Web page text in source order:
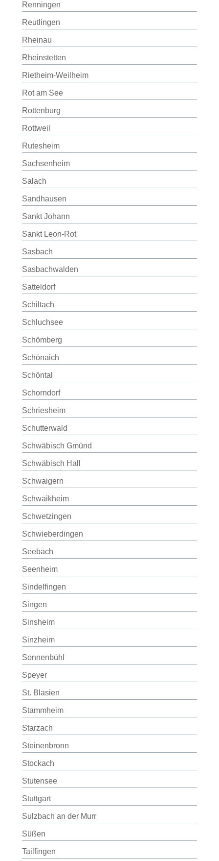
Renningen
Reutlingen
Rheinau
Rheinstetten
Rietheim-Weilheim
Rot am See
Rottenburg
Rottweil
Rutesheim
Sachsenheim
Salach
Sandhausen
Sankt Johann
Sankt Leon-Rot
Sasbach
Sasbachwalden
Satteldorf
Schiltach
Schluchsee
Schömberg
Schönaich
Schöntal
Schorndorf
Schriesheim
Schutterwald
Schwäbisch Gmünd
Schwäbisch Hall
Schwaigern
Schwaikheim
Schwetzingen
Schwieberdingen
Seebach
Seenheim
Sindelfingen
Singen
Sinsheim
Sinzheim
Sonnenbühl
Speyer
St. Blasien
Stammheim
Starzach
Steinenbronn
Stockach
Stutensee
Stuttgart
Sulzbach an der Murr
Süßen
Tailfingen